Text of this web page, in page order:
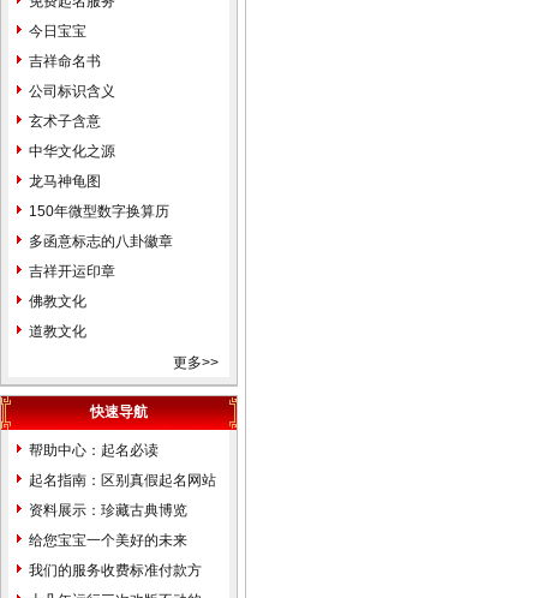
宝坻大港塘沽滨海新区蓟县宁
河静海县，起名的名家。婴儿
宝宝个人孩子公司起名取名起
名字取名字改名字命名策划设
计预测算命择吉风水商标注册
品牌设计找玄术子先生没错！
中国起名改名大全中国地名
大全北京市东城区西城区崇文
区宣武区朝阳区海淀区丰台区
房山区通州区顺义区昌平区大
兴区怀柔区平谷区密云县延庆
县门头沟区石景山区天津市和
平区河东区河西区南开区河北
区红桥区塘沽区汉沽区大港区
东丽区西青区北辰区津南区武
清区宝坻区静海县蓟县滨海新
区河北省石家庄市张家口市承
德市保定市沧州市唐山市邢台
市邯郸市衡水市秦皇岛市廊坊
今日宝宝
吉祥命名书
公司标识含义
玄术子含意
中华文化之源
龙马神龟图
150年微型数字换算历
多函意标志的八卦徽章
吉祥开运印章
佛教文化
道教文化
更多>>
快速导航
帮助中心：起名必读
起名指南：区别真假起名网站
资料展示：珍藏古典博览
给您宝宝一个美好的未来
我们的服务收费标准付款方